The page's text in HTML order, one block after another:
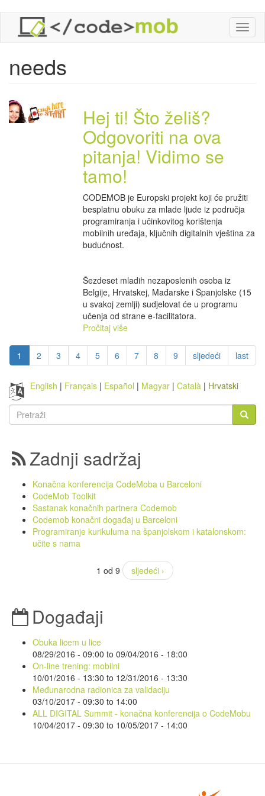
Skoči
glavni
needs
Hej ti! Što želiš?
Odgovoriti na ova
pitanja! Vidimo se
tamo!
CODEMOB je Europski projekt koji će pružiti
besplatnu obuku za mlade ljude iz područja
programiranja i učinkovitog korištenja
mobilnih uređaja, ključnih digitalnih vještina za
budućnost.
Šezdeset mladih nezaposlenih osoba iz
Belgije, Hrvatskej, Mađarske i Španjolske (15
u svakoj zemlji) sudjelovat će u programu
učenja od strane e-facilitatora.
Pročitaj više
1 2 3 4 5 6 7 8 9 sljedeći last
English Français Español Magyar Català Hrvatski
Obrazac
Zadnji sadržaj
Konačna konferencija CodeMoba u Barceloni
CodeMob Toolkit
Sastanak konačnih partnera Codemob
Codemob konačni događaj u Barceloni
Programiranje kurikuluma na španjolskom i katalonskom:
učite s nama
1 od 9 sljedeći ›
Događaji
Obuka licem u lice
08/29/2016 - 09:00 to 09/04/2016 - 18:00
On-line trening: mobilni
10/01/2016 - 13:30 to 12/31/2016 - 13:30
Međunarodna radionica za validaciju
03/10/2017 - 09:30 to 14:00
ALL DIGITAL Summit - konačna konferencija o CodeMobu
10/04/2017 - 09:30 to 10/05/2017 - 14:00